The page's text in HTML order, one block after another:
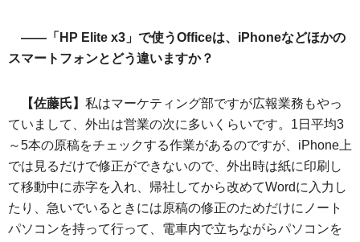
――「HP Elite x3」で使うOfficeは、iPhoneなどほかの
スマートフォンとどう違いますか？
【佐藤氏】 私はマーケティング部ですが広報業務もやっ
ていまして、外出は営業の次に多いくらいです。1日平均3
～5本の原稿をチェックする作業があるのですが、iPhone上
では見るだけで修正ができないので、外出時は紙に印刷し
て移動中に赤字を入れ、帰社してから改めてWordに入力し
たり、急いでいるときには原稿の修正のためだけにノート
パソコンを持って行って、電車内で立ちながらパソコンを